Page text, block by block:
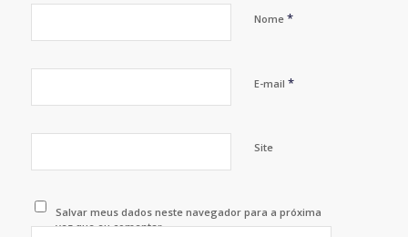
Nome *
E-mail *
Site
Salvar meus dados neste navegador para a próxima
vez que eu comentar.